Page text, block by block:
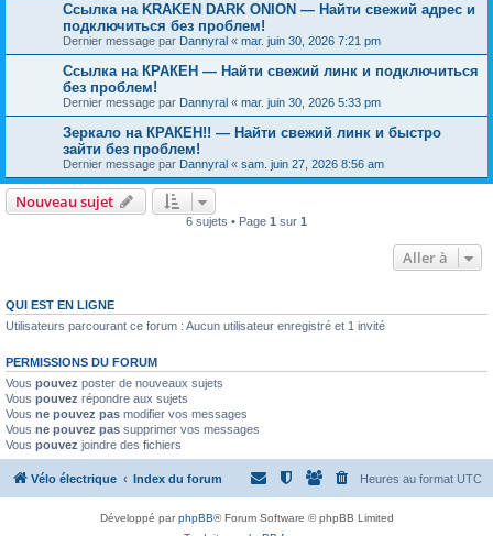
Ссылка на KRAKEN DARK ONION — Найти свежий адрес и
подключиться без проблем!
Dernier message par Dannyral « mar. juin 30, 2026 7:21 pm
Ссылка на КРАКЕН — Найти свежий линк и подключиться
без проблем!
Dernier message par Dannyral « mar. juin 30, 2026 5:33 pm
Зеркало на КРАКЕН!! — Найти свежий линк и быстро
зайти без проблем!
Dernier message par Dannyral « sam. juin 27, 2026 8:56 am
Nouveau sujet
6 sujets • Page 1 sur 1
Aller à
QUI EST EN LIGNE
Utilisateurs parcourant ce forum : Aucun utilisateur enregistré et 1 invité
PERMISSIONS DU FORUM
Vous pouvez poster de nouveaux sujets
Vous pouvez répondre aux sujets
Vous ne pouvez pas modifier vos messages
Vous ne pouvez pas supprimer vos messages
Vous pouvez joindre des fichiers
Vélo électrique Index du forum Heures au format UTC
Développé parphpBB® Forum Software © phpBB Limited